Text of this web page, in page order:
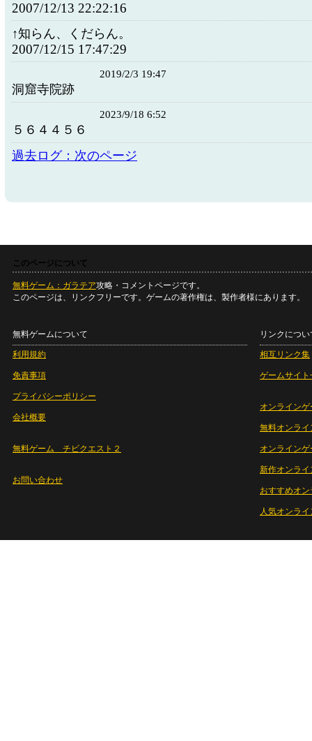
2007/12/13 22:22:16
↑知らん、くだらん。
2007/12/15 17:47:29
2019/2/3 19:47
洞窟寺院跡
2023/9/18 6:52
５６４４５６
過去ログ：次のページ
このページについて
無料ゲーム：ガラテア攻略・コメントページです。
このページは、リンクフリーです。ゲームの著作権は、製作者様にあります。
無料ゲームについて
利用規約
免責事項
プライバシーポリシー
会社概要
無料ゲーム チビクエスト２
お問い合わせ
リンクについ
相互リンク集
ゲームサイト
オンラインゲ
無料オンライ
オンライン
新作オンライ
おすすめオ
人気オンラ